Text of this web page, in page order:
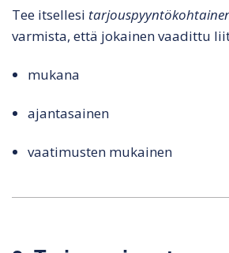
Tee itsellesi
varmista, että jokainen vaadittu
mukana
ajantasainen
vaatimusten mukainen